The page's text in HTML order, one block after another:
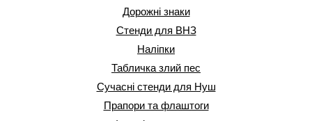
Дорожні знаки
Стенди для ВНЗ
Наліпки
Табличка злий пес
Сучасні стенди для Нуш
Прапори та флаштоги